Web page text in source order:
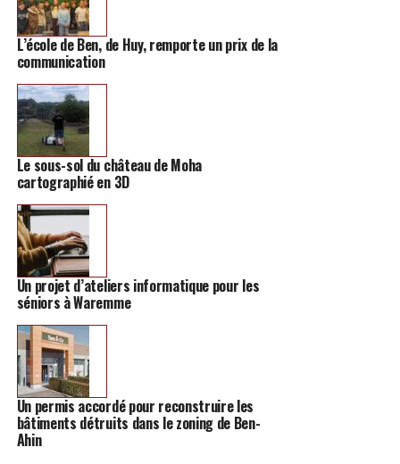
L’école de Ben, de Huy, remporte un prix de la
communication
Le sous-sol du château de Moha
cartographié en 3D
Un projet d’ateliers informatique pour les
séniors à Waremme
Un permis accordé pour reconstruire les
bâtiments détruits dans le zoning de Ben-
Ahin